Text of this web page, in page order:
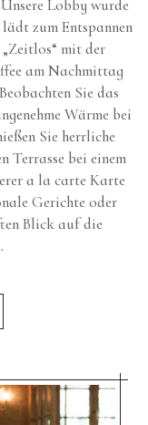
Lobby wurde
zum Entspannen
„Zeitlos“ mit der
am Nachmittag
Sie das
Wärme bei
Sie herrliche
Terrasse bei einem
a la carte Karte
Gerichte oder
Blick auf die